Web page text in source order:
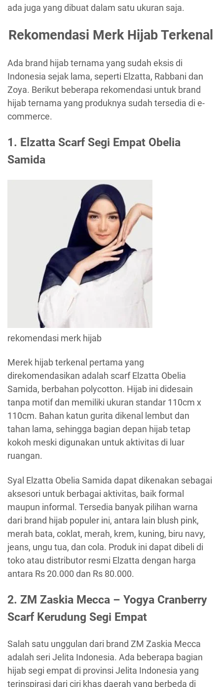
ada juga yang dibuat dalam satu ukuran saja.
Rekomendasi Merk Hijab Terkenal
Ada brand hijab ternama yang sudah eksis di
Indonesia sejak lama, seperti Elzatta, Rabbani dan
Zoya. Berikut beberapa rekomendasi untuk brand
hijab ternama yang produknya sudah tersedia di e-
commerce.
1. Elzatta Scarf Segi Empat Obelia
Samida
rekomendasi merk hijab
Merek hijab terkenal pertama yang
direkomendasikan adalah scarf Elzatta Obelia
Samida, berbahan polycotton. Hijab ini didesain
tanpa motif dan memiliki ukuran standar 110cm x
110cm. Bahan katun gurita dikenal lembut dan
tahan lama, sehingga bagian depan hijab tetap
kokoh meski digunakan untuk aktivitas di luar
ruangan.
Syal Elzatta Obelia Samida dapat dikenakan sebagai
aksesori untuk berbagai aktivitas, baik formal
maupun informal. Tersedia banyak pilihan warna
dari brand hijab populer ini, antara lain blush pink,
merah bata, coklat, merah, krem, kuning, biru navy,
jeans, ungu tua, dan cola. Produk ini dapat dibeli di
toko atau distributor resmi Elzatta dengan harga
antara Rs 20.000 dan Rs 80.000.
2. ZM Zaskia Mecca – Yogya Cranberry
Scarf Kerudung Segi Empat
Salah satu unggulan dari brand ZM Zaskia Mecca
adalah seri Jelita Indonesia. Ada beberapa bagian
hijab segi empat di provinsi Jelita Indonesia yang
terinspirasi dari ciri khas daerah yang berbeda di